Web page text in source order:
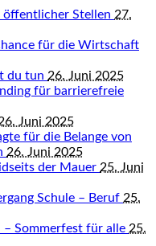
öffentlicher Stellen 27.
für die Wirtschaft
du tun 26. Juni 2025
für barrierefreie
Juni 2025
für die Belange von
26. Juni 2025
der Mauer 25. Juni
Schule – Beruf 25.
– Sommerfest für alle 25.